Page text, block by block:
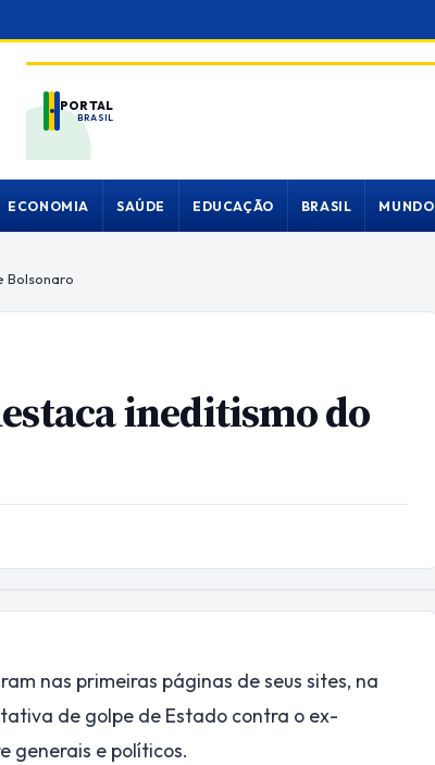
PORTAL
BRASIL
ECONOMIA SAÚDE EDUCAÇÃO BRASIL MUNDO
Bolsonaro
ineditismo do
nas primeiras páginas de seus sites, na
de golpe de Estado contra o ex-
generais e políticos.